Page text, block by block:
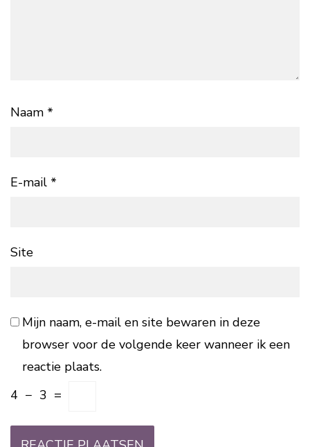
Naam *
E-mail *
Site
Mijn naam, e-mail en site bewaren in deze
browser voor de volgende keer wanneer ik een
reactie plaats.
4 − 3 =